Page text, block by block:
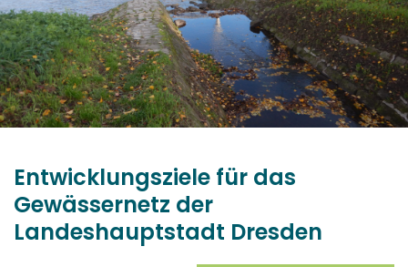
Entwicklungsziele für das
Gewässernetz der
Landeshauptstadt Dresden